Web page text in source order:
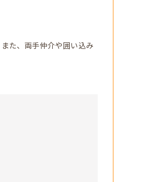
た、両手仲介や囲い込み